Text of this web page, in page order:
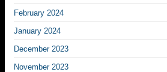
February 2024
January 2024
December 2023
November 2023